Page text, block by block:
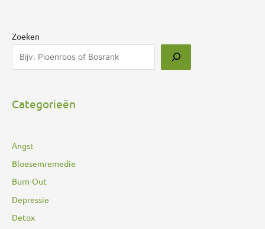
Zoeken
Categorieën
Angst
Bloesemremedie
Burn-Out
Depressie
Detox